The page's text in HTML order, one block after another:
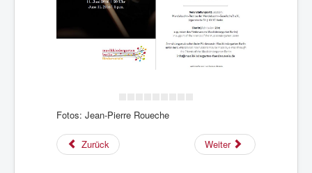
Fotos: Jean-Pierre Roueche
Zurück Weiter